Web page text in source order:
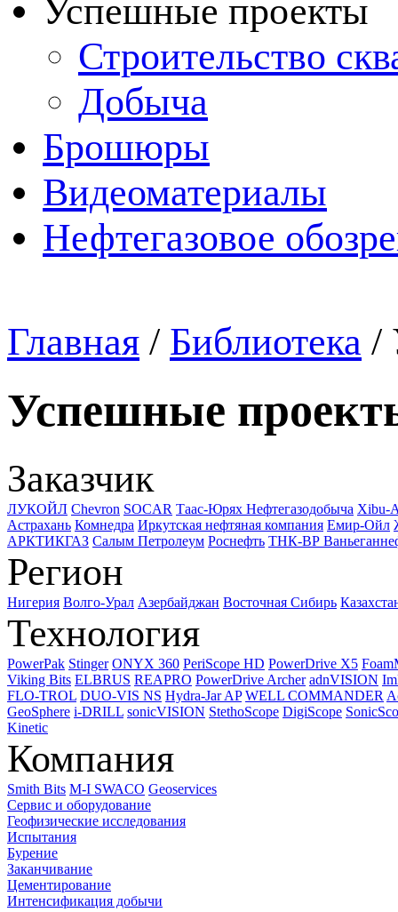
Успешные проекты
Строительство
Добыча
Брошюры
Видеоматериалы
Нефтегазовое
Главная / Библиотека /
Успешные
Заказчик
ЛУКОЙЛ Chevron SOCAR Таас-Юрях Нефтегазодобыча Xibu-
Астрахань Комнедра Иркутская нефтяная компания Емир-Ойл
АРКТИКГАЗ Салым Петролеум Роснефть ТНК-ВР
Регион
Нигерия Волго-Урал Азербайджан Восточная Сибирь
Технология
PowerPak Stinger ONYX 360 PeriScope HD PowerDrive X5
Viking Bits ELBRUS REAPRO PowerDrive Archer adnVISION
FLO-TROL DUO-VIS NS Hydra-Jar AP WELL COMMANDER
GeoSphere i-DRILL sonicVISION StethoScope DigiScope
Kinetic
Компания
Smith Bits M-I SWACO Geoservices
Сервис и оборудование
Геофизические исследования
Испытания
Бурение
Заканчивание
Цементирование
Интенсификация добычи